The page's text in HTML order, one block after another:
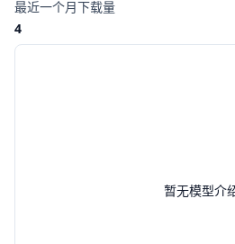
暂无模型介
最近一个月下载量
4